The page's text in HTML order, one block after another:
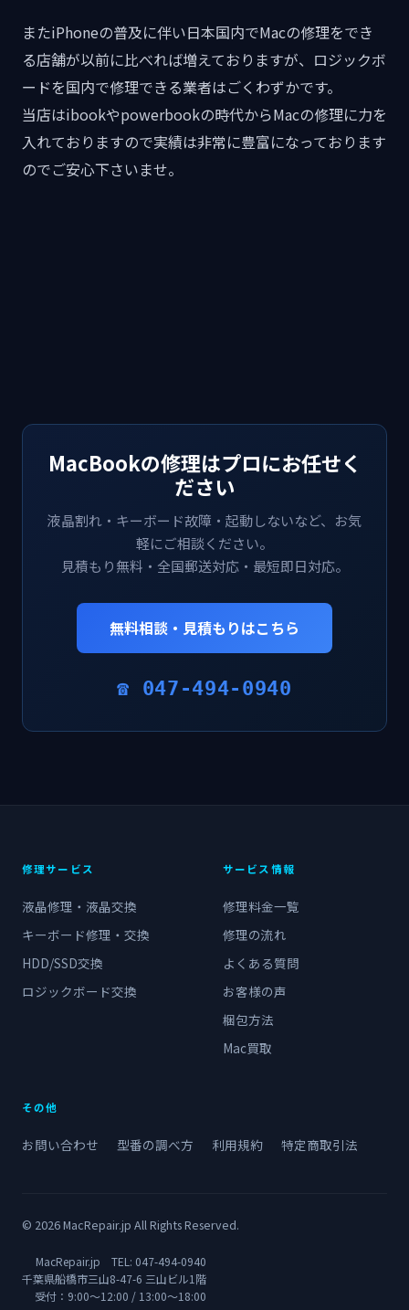
またiPhoneの普及に伴い日本国内でMacの修理をでき
る店舗が以前に比べれば増えておりますが、ロジックボ
ードを国内で修理できる業者はごくわずかです。
当店はibookやpowerbookの時代からMacの修理に力を
入れておりますので実績は非常に豊富になっております
のでご安心下さいませ。
MacBookの修理はプロにお任せく
ださい
液晶割れ・キーボード故障・起動しないなど、お気
軽にご相談ください。
見積もり無料・全国郵送対応・最短即日対応。
無料相談・見積もりはこちら
☎ 047-494-0940
修理サービス
液晶修理・液晶交換
キーボード修理・交換
HDD/SSD交換
ロジックボード交換
サービス情報
修理料金一覧
修理の流れ
よくある質問
お客様の声
梱包方法
Mac買取
その他
お問い合わせ 型番の調べ方 利用規約 特定商取引法
© 2026 MacRepair.jp All Rights Reserved.
MacRepair.jp TEL: 047-494-0940
千葉県船橋市三山8-47-6 三山ビル1階
受付：9:00〜12:00 / 13:00〜18:00